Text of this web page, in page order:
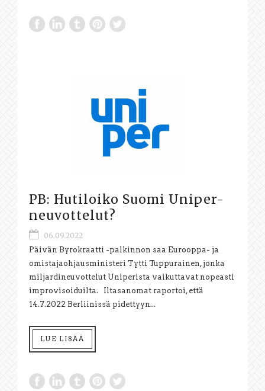
PB: Hutiloiko Suomi Uniper-
neuvottelut?
06.09.2022
Päivän Byrokraatti -palkinnon saa Eurooppa- ja
omistajaohjausministeri Tytti Tuppurainen, jonka
miljardineuvottelut Uniperista vaikuttavat nopeasti
improvisoiduilta. Iltasanomat raportoi, että
14.7.2022 Berliinissä pidettyyn...
LUE LISÄÄ